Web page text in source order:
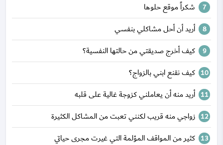
شكراً موقع حلوها
أريد أن أحل مشاكلي بنفسي
كيف أخرج صديقتي من حالتها النفسية؟
كيف نقنع ابني بالزواج؟
أريد منه أن يعاملني كزوجة غالية على قلبه
زواجي منه قريب لكنني تعبت من المشاكل الكثيرة
كثير من المواقف المؤلمة التي غيرت مجرى حياتي